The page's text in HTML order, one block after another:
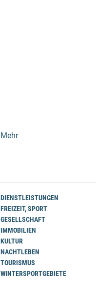
Mehr
DIENSTLEISTUNGEN
FREIZEIT, SPORT
GESELLSCHAFT
IMMOBILIEN
KULTUR
NACHTLEBEN
TOURISMUS
WINTERSPORTGEBIETE